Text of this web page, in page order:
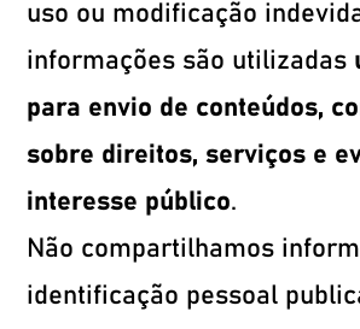
uso ou modificação
informações são utilizadas
para envio de conteúdos,
sobre direitos, serviços e
interesse público.
Não compartilhamos
identificação pessoal